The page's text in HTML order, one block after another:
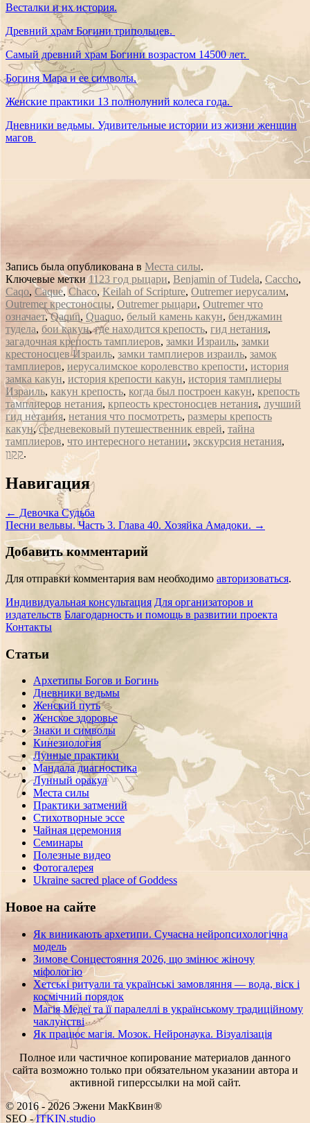
Весталки и их история.
Древний храм Богини трипольцев.
Самый древний храм Богини возрастом 14500 лет.
Богиня Мара и ее символы.
Женские практики 13 полнолуний колеса года.
Дневники ведьмы. Удивительные истории из жизни женщин
магов
Запись была опубликована в Места силы.
Ключевые метки1123 год рыцари, Benjamin of Tudela, Caccho,
Caqo, Caque, Chaco,Keilah of Scripture, Outremer иерусалим,
Outremer крестоносцы, Outremer рыцари, Outremer что
означает,Qaqun, Quaquo, белый камень какун, бенджамин
тудела, бои какун,где находится крепость, гид нетания,
загадочная крепость тамплиеров, замки Израиль, замки
крестоносцев Израиль, замки тамплиеров израиль, замок
тамплиеров, иерусалимское королевство крепости, история
замка какун, история крепости какун, история тамплиеры
Израиль, какун крепость, когда был построен какун, крепость
тамплиеров нетания, крпеость крестоносцев нетания, лучший
гид нетания, нетания что посмотреть, размеры крепость
какун,средневековый путешественник еврей, тайна
тамплиеров, что интересного нетании, экскурсия нетания,
קקון.
Сообщение
навигации
Навигация
← Девочка Судьба
Песни вельвы. Часть 3. Глава 40. Хозяйка Амадоки. →
Добавить комментарий
Для отправки комментария вам необходимо авторизоваться.
Индивидуальная консультация Для организаторов и
издательств Благодарность и помощь в развитии проекта
Контакты
Статьи
Архетипы Богов и Богинь
Дневники ведьмы
Женский путь
Женское здоровье
Знаки и символы
Кинезиология
Лунные практики
Мандала диагностика
Лунный оракул
Места силы
Практики затмений
Стихотворные эссе
Чайная церемония
Семинары
Полезные видео
Фотогалерея
Ukraine sacred place of Goddess
Новое на сайте
Як виникають архетипи. Сучасна нейропсихологічна
модель
Зимове Сонцестояння 2026, що змінює жіночу
міфологію
Хетські ритуали та українські замовляння — вода, віск і
космічний порядок
Магія Медеї та її паралеллі в українському традиційному
чаклунстві
Як працює магія. Мозок. Нейронаука. Візуалізація
Полное или частичное копирование материалов данного
сайта возможно только при обязательном указании автора и
активной гиперссылки на мой сайт.
© 2016 - 2026 Эжени МакКвин®
PPC-ITKIN.studio